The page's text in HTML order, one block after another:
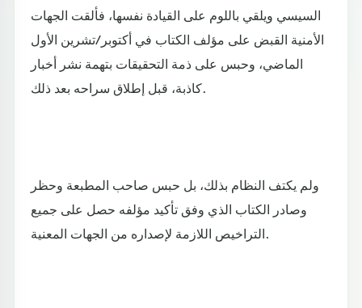
السيسي ويلقي باللوم على القيادة نفسها، فألقت الجهات
الأمنية القبض على مؤلف الكتاب في أكتوبر/تشرين الأول
الماضي، وحبس على ذمة التحقيقات بتهمة نشر أخبار
كاذبة، قبل إطلاق سراحه بعد ذلك.
ولم يكتف النظام بذلك، بل حبس صاحب المطبعة وحظر
وصادر الكتاب الذي وفق تأكيد مؤلفه حصل على جميع
التراخيص اللازمة لإصداره من الجهات المعنية.